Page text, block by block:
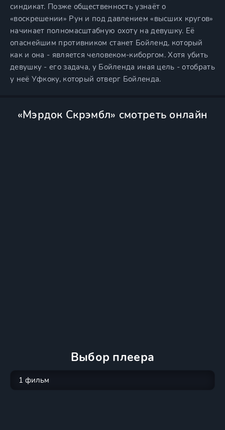
синдикат. Позже общественность узнаёт о
«воскрешении» Рун и под давлением «высших кругов»
начинает полномасштабную охоту на девушку. Её
опаснейшим противником станет Бойленд, который
как и она - является человеком-киборгом. Хотя убить
девушку - его задача, у Бойленда иная цель - отобрать
у неё Уфкоку, который отверг Бойленда.
«Мэрдок Скрэмбл» смотреть онлайн
Выбор плеера